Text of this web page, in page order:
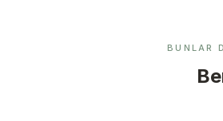
BUNLAR